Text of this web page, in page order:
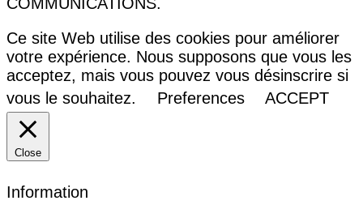
Ce site Web utilise des cookies pour améliorer
votre expérience. Nous supposons que vous les
acceptez, mais vous pouvez vous désinscrire si
vous le souhaitez.
Preferences ACCEPT
Close
Information